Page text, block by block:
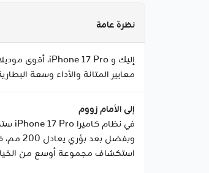
نظرة عامة
معايير المتانة والأداء وسعة
إلى الأمام زووم
استكشاف مجموعة أوسع من